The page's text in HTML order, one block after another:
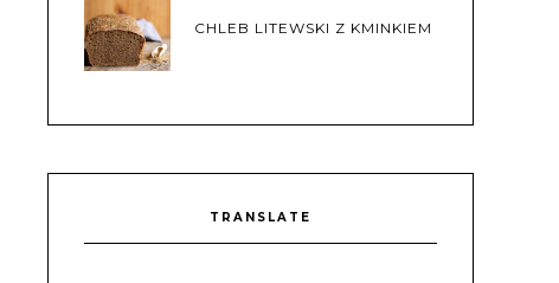
CHLEB LITEWSKI Z KMINKIEM
TRANSLATE